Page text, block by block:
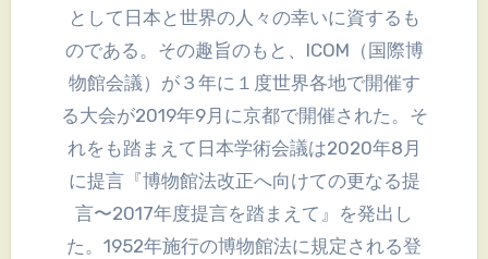
として日本と世界の人々の幸いに資するも
のである。その趣旨のもと、ICOM（国際博
物館会議）が３年に１度世界各地で開催す
る大会が2019年9月に京都で開催された。そ
れをも踏まえて日本学術会議は2020年8月
に提言『博物館法改正へ向けての更なる提
言〜2017年度提言を踏まえて』を発出し
た。1952年施行の博物館法に規定される登